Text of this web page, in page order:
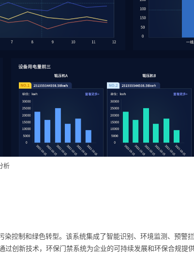
析
控制和绿色转型。该系统集成了智能识别、环境监测、预警拦
创新技术，环保门禁系统为企业的可持续发展和环保合规提